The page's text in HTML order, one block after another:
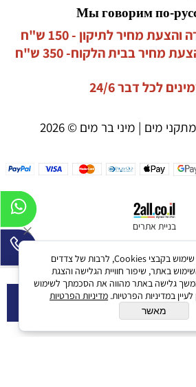
מיני בר מים CompactBar, שנה
הוסף לסל
Мы говорим по-
מחיר לתיקון - 150 ש"ח
מחיר בבית הלקוח- 350 ש"ח
לכל דבר 24/6
בניית אתרים
לידיעתך, באתרנו נעשה שימוש בקבצי Cookies, לרבות של צדדים
באתר, שיפור חוויית הגלישה והצגת
גלישה באתר מהווה את הסכמתך לשימוש
במדיניות הפרטיות. מדיניות הפרטיות
מאשר